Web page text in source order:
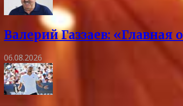
Валерий Газзаев:
06.08.2026